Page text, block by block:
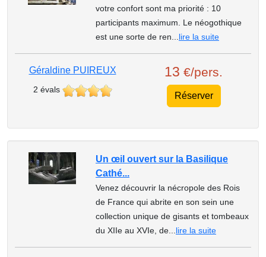
votre confort sont ma priorité : 10
participants maximum. Le néogothique
est une sorte de ren...lire la suite
Géraldine PUIREUX
2 évals
13 €/pers.
Réserver
Un œil ouvert sur la Basilique
Cathé...
Venez découvrir la nécropole des Rois
de France qui abrite en son sein une
collection unique de gisants et tombeaux
du XIIe au XVIe, de...lire la suite